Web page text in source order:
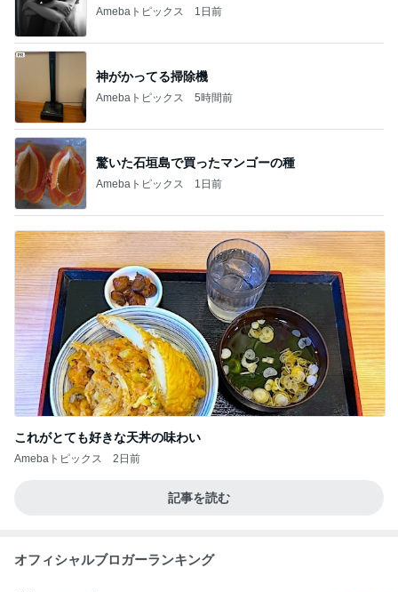
Amebaトピックス 1日前
神がかってる掃除機
Amebaトピックス 5時間前
驚いた石垣島で買ったマンゴーの種
Amebaトピックス 1日前
これがとても好きな天丼の味わい
Amebaトピックス 2日前
記事を読む
オフィシャルブロガーランキング